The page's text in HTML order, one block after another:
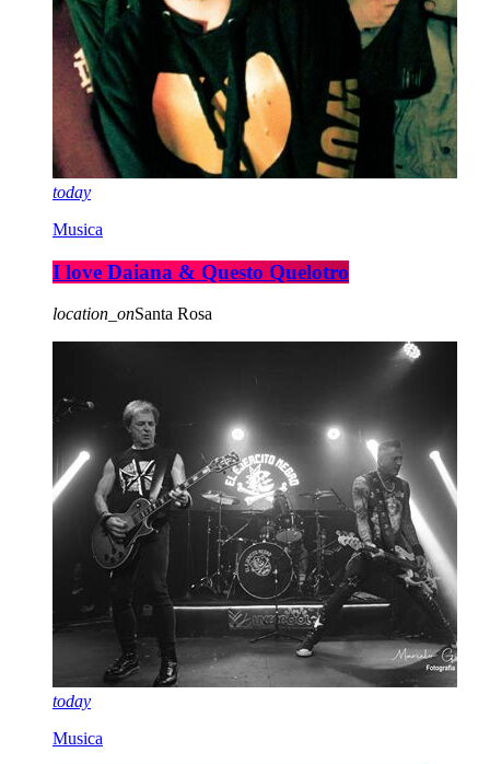
today
Musica
I love Daiana & Questo Quelotro
location_onSanta Rosa
today
Musica